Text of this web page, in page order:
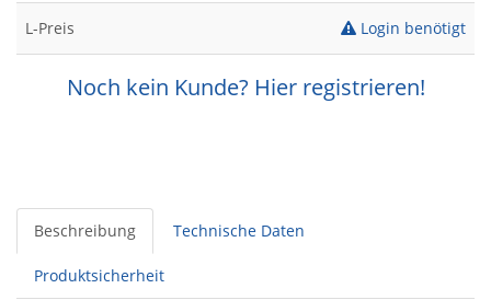
L-Preis Login benötigt
Noch kein Kunde? Hier registrieren!
Beschreibung Technische Daten
Produktsicherheit